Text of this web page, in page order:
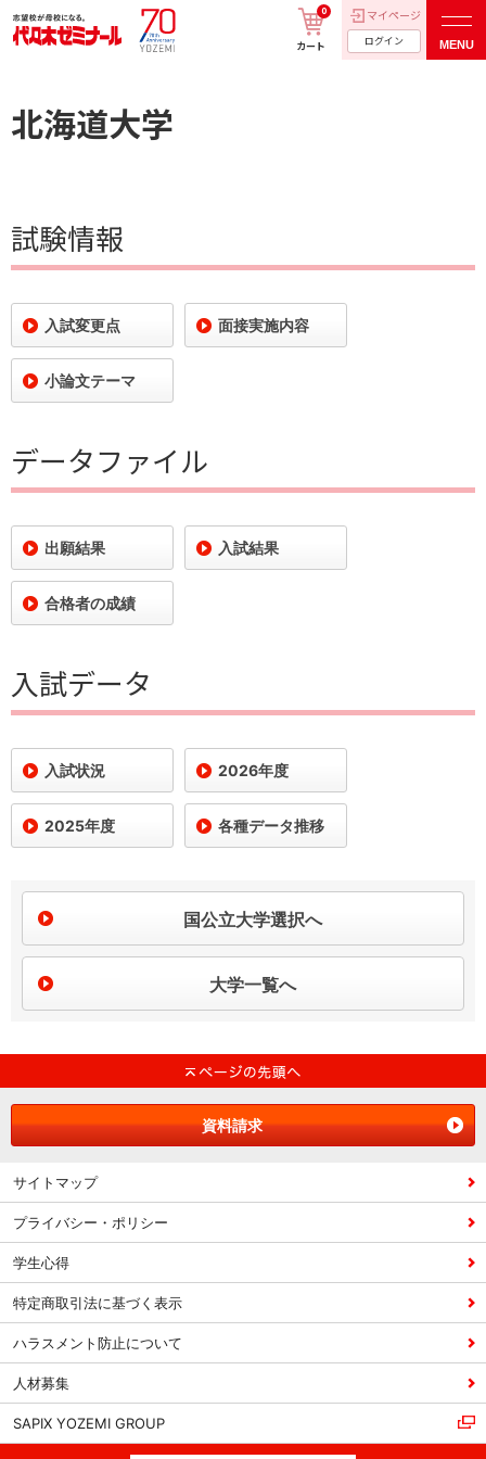
カート
0 マイページ
ログイン MENU
北海道大学
試験情報
入試変更点 面接実施内容
小論文テーマ
データファイル
出願結果 入試結果
合格者の成績
入試データ
入試状況 2026年度
2025年度 各種データ推移
国公立大学選択へ
大学一覧へ
資料請求
サイトマップ
プライバシー・ポリシー
学生心得
特定商取引法に基づく表示
ハラスメント防止について
人材募集
SAPIX YOZEMI GROUP